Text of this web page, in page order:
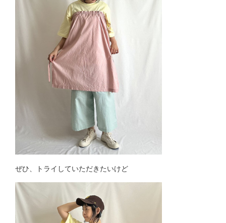
ぜひ、トライしていただきたいけど